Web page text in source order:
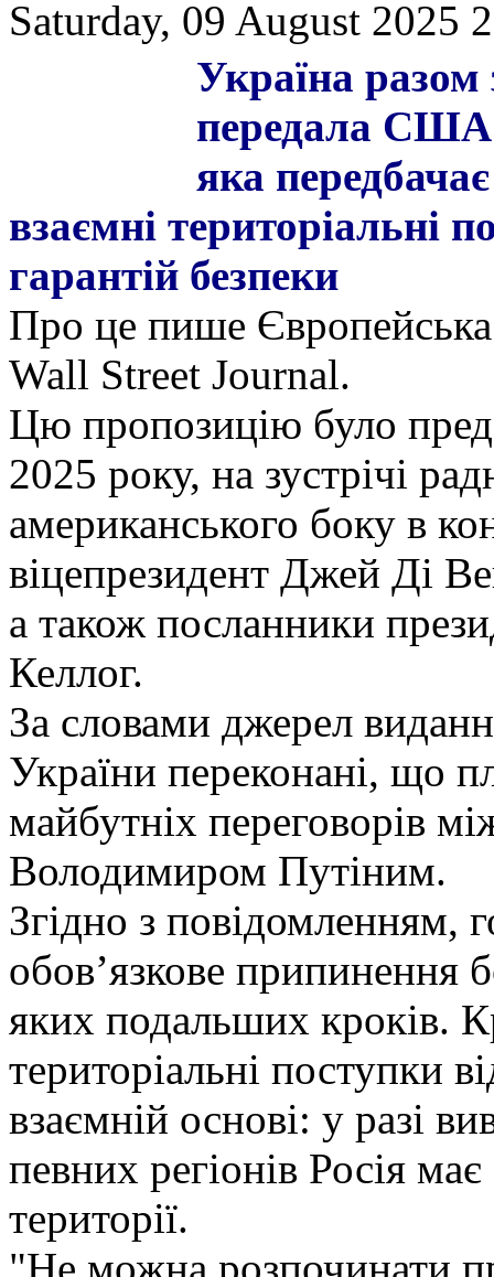
Saturday, 09 August 2025
Україна
передала США
яка
взаємні територіальні
гарантій безпеки
Про це пише
Wall Street Journal.
Цю пропозицію було
2025 року, на зустрічі
американського боку в
віцепрезидент Джей Ді
а також посланники
Келлог.
За словами джерел
України переконані, що
майбутніх переговорів
Володимиром Путіним.
Згідно з
обов’язкове припинення
яких подальших кроків.
територіальні поступки
взаємній основі: у разі
певних регіонів Росія
території.
"Не можна розпочинати